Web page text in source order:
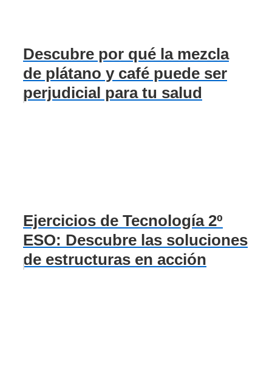
Descubre por qué la mezcla
de plátano y café puede ser
perjudicial para tu salud
Ejercicios de Tecnología 2º
ESO: Descubre las soluciones
de estructuras en acción